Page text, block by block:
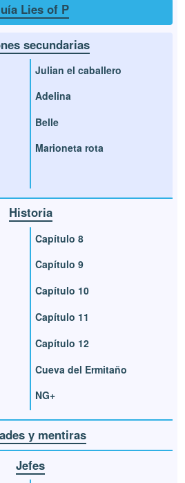
Lies of P
secundarias
Julian el caballero
Adelina
Belle
Marioneta rota
Historia
Capítulo 8
Capítulo 9
Capítulo 10
Capítulo 11
Capítulo 12
Cueva del Ermitaño
NG+
y mentiras
Jefes